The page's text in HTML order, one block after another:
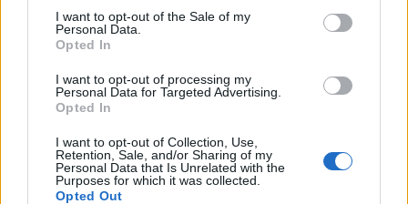
consent section.
I want to opt-out of the Sale of my
Personal Data.
Opted In
I want to opt-out of processing my
Personal Data for Targeted Advertising.
Opted In
I want to opt-out of Collection, Use,
Retention, Sale, and/or Sharing of my
Personal Data that Is Unrelated with the
Purposes for which it was collected.
Opted Out